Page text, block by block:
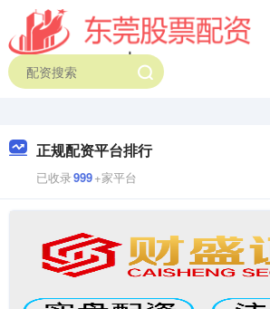
正规配资平台排行
已收录999+家平台